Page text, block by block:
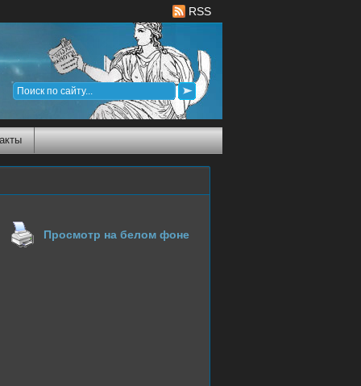
RSS
Просмотр на белом фоне